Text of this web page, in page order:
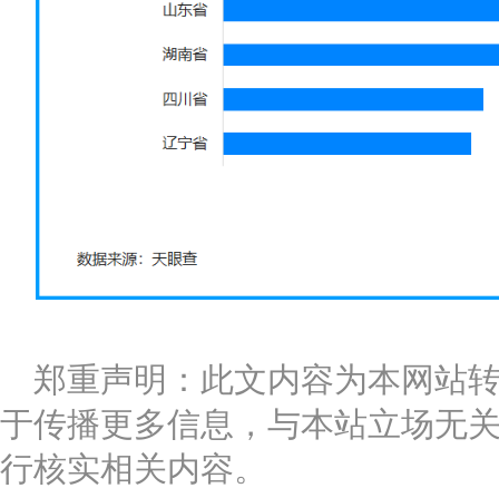
郑重声明：此文内容为本网站
于传播更多信息，与本站立场无
行核实相关内容。